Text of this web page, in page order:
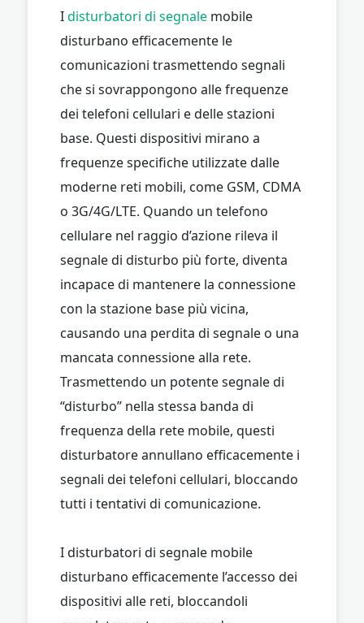
Idisturbatori di segnale mobile
disturbano efficacemente le
comunicazioni trasmettendo segnali
che si sovrappongono alle frequenze
dei telefoni cellulari e delle stazioni
base. Questi dispositivi mirano a
frequenze specifiche utilizzate dalle
moderne reti mobili, come GSM, CDMA
o 3G/4G/LTE. Quando un telefono
cellulare nel raggio d’azione rileva il
segnale di disturbo più forte, diventa
incapace di mantenere la connessione
con la stazione base più vicina,
causando una perdita di segnale o una
mancata connessione alla rete.
Trasmettendo un potente segnale di
“disturbo” nella stessa banda di
frequenza della rete mobile, questi
disturbatore annullano efficacemente i
segnali dei telefoni cellulari, bloccando
tutti i tentativi di comunicazione.
I disturbatori di segnale mobile
disturbano efficacemente l’accesso dei
dispositivi alle reti, bloccandoli